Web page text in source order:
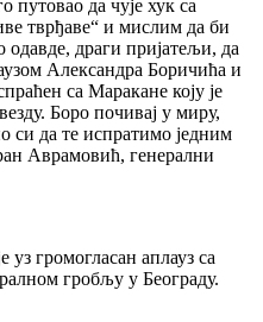
путовао да чује хук са
тврђаве“ и мислим да би
одавде, драги пријатељи, да
Александра Боричића и
са Маракане коју је
Боро почивај у миру,
си да те испратимо једним
Аврамовић, генерални
громогласан аплауз са
гробљу у Београду.